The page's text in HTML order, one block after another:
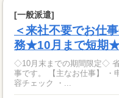
[一般派遣]
＜来社不要でお仕
務★10月まで短期
◇10月末までの期間限定◇ 省エネ家電キャンペーン事務局でのお仕
事です。 【主なお仕事】 ・申請内容の確認 ・レシートや保証書の内
容チェック ・...